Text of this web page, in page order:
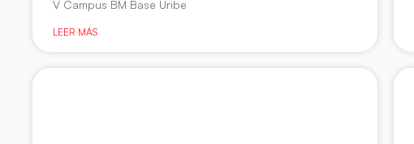
V Campus BM Base Uribe
LEER MÁS